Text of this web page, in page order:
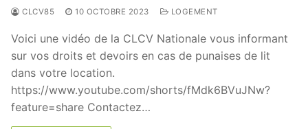
CLCV85 10 OCTOBRE 2023 LOGEMENT
Voici une vidéo de la CLCV Nationale vous informant
sur vos droits et devoirs en cas de punaises de lit
dans votre location.
https://www.youtube.com/shorts/fMdk6BVuJNw?
feature=share Contactez…